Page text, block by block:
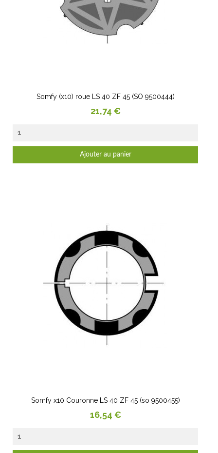
Somfy (x10) roue LS 40 ZF 45 (SO 9500444)
Prix
21,74 €
Ajouter au panier
Somfy x10 Couronne LS 40 ZF 45 (so 9500455)
Prix
16,54 €